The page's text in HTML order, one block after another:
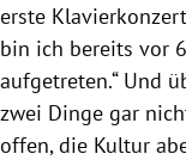
erste
bin ich bereits vor
aufgetreten.“ Und
zwei Dinge gar
offen, die Kultur